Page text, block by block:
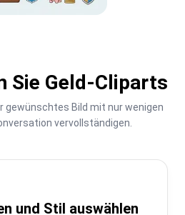
Sie Geld-Cliparts
gewünschtes Bild mit nur wenigen
vervollständigen.
und Stil auswählen